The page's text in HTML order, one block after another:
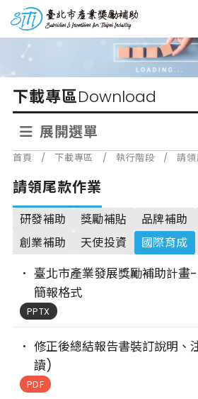
到
內
台北市產業獎勵補助
下載專區Download
展開選單
首頁 / 下載專區 / 執行階段 / 請
請領尾款作業
研發補助 獎勵補貼 品牌補助
創業補助
天使投資 國際育成
臺北市產業發展獎勵補助計畫
簡報格式
PPTX
修正後總結報告書裝訂說明、
讀)
PDF